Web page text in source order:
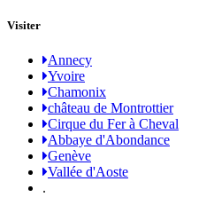
Visiter
Annecy
Yvoire
Chamonix
château de Montrottier
Cirque du Fer à Cheval
Abbaye d'Abondance
Genève
Vallée d'Aoste
.